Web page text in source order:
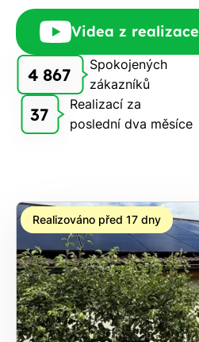
Rádi
Vám
zdarma
pošleme,
na co
máte
vědět -
a nic Vás
to
nestojí.
Videa z realizace
4 867
Spokojených
zákazníků
37
Realizací za
poslední dva měsíce
Realizováno před 17 dny